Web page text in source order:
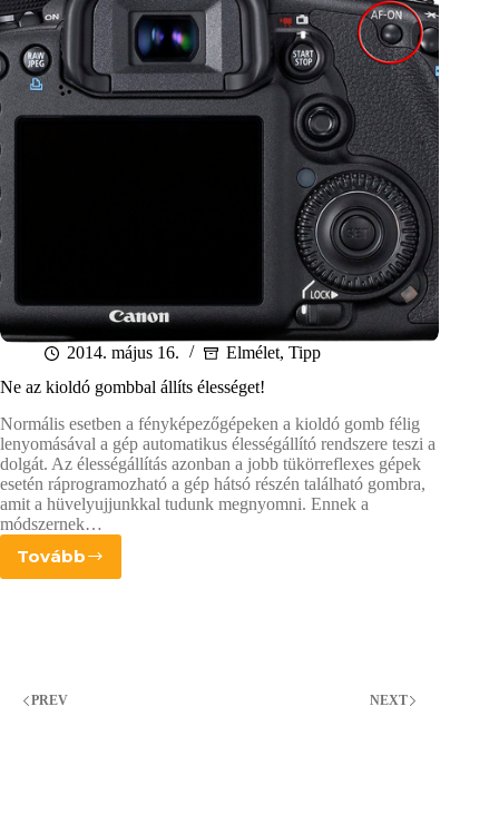
2014. május 16. Elmélet, Tipp
Ne az kioldó gombbal állíts élességet!
Normális esetben a fényképezőgépeken a kioldó gomb félig
lenyomásával a gép automatikus élességállító rendszere teszi a
dolgát. Az élességállítás azonban a jobb tükörreflexes gépek
esetén ráprogramozható a gép hátsó részén található gombra,
amit a hüvelyujjunkkal tudunk megnyomni. Ennek a
módszernek…
Tovább
Ne
PREV NEXT